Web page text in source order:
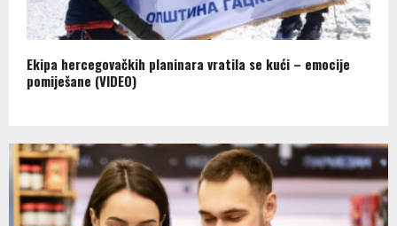
Ekipa hercegovačkih planinara vratila se kući – emocije
pomiješane (VIDEO)